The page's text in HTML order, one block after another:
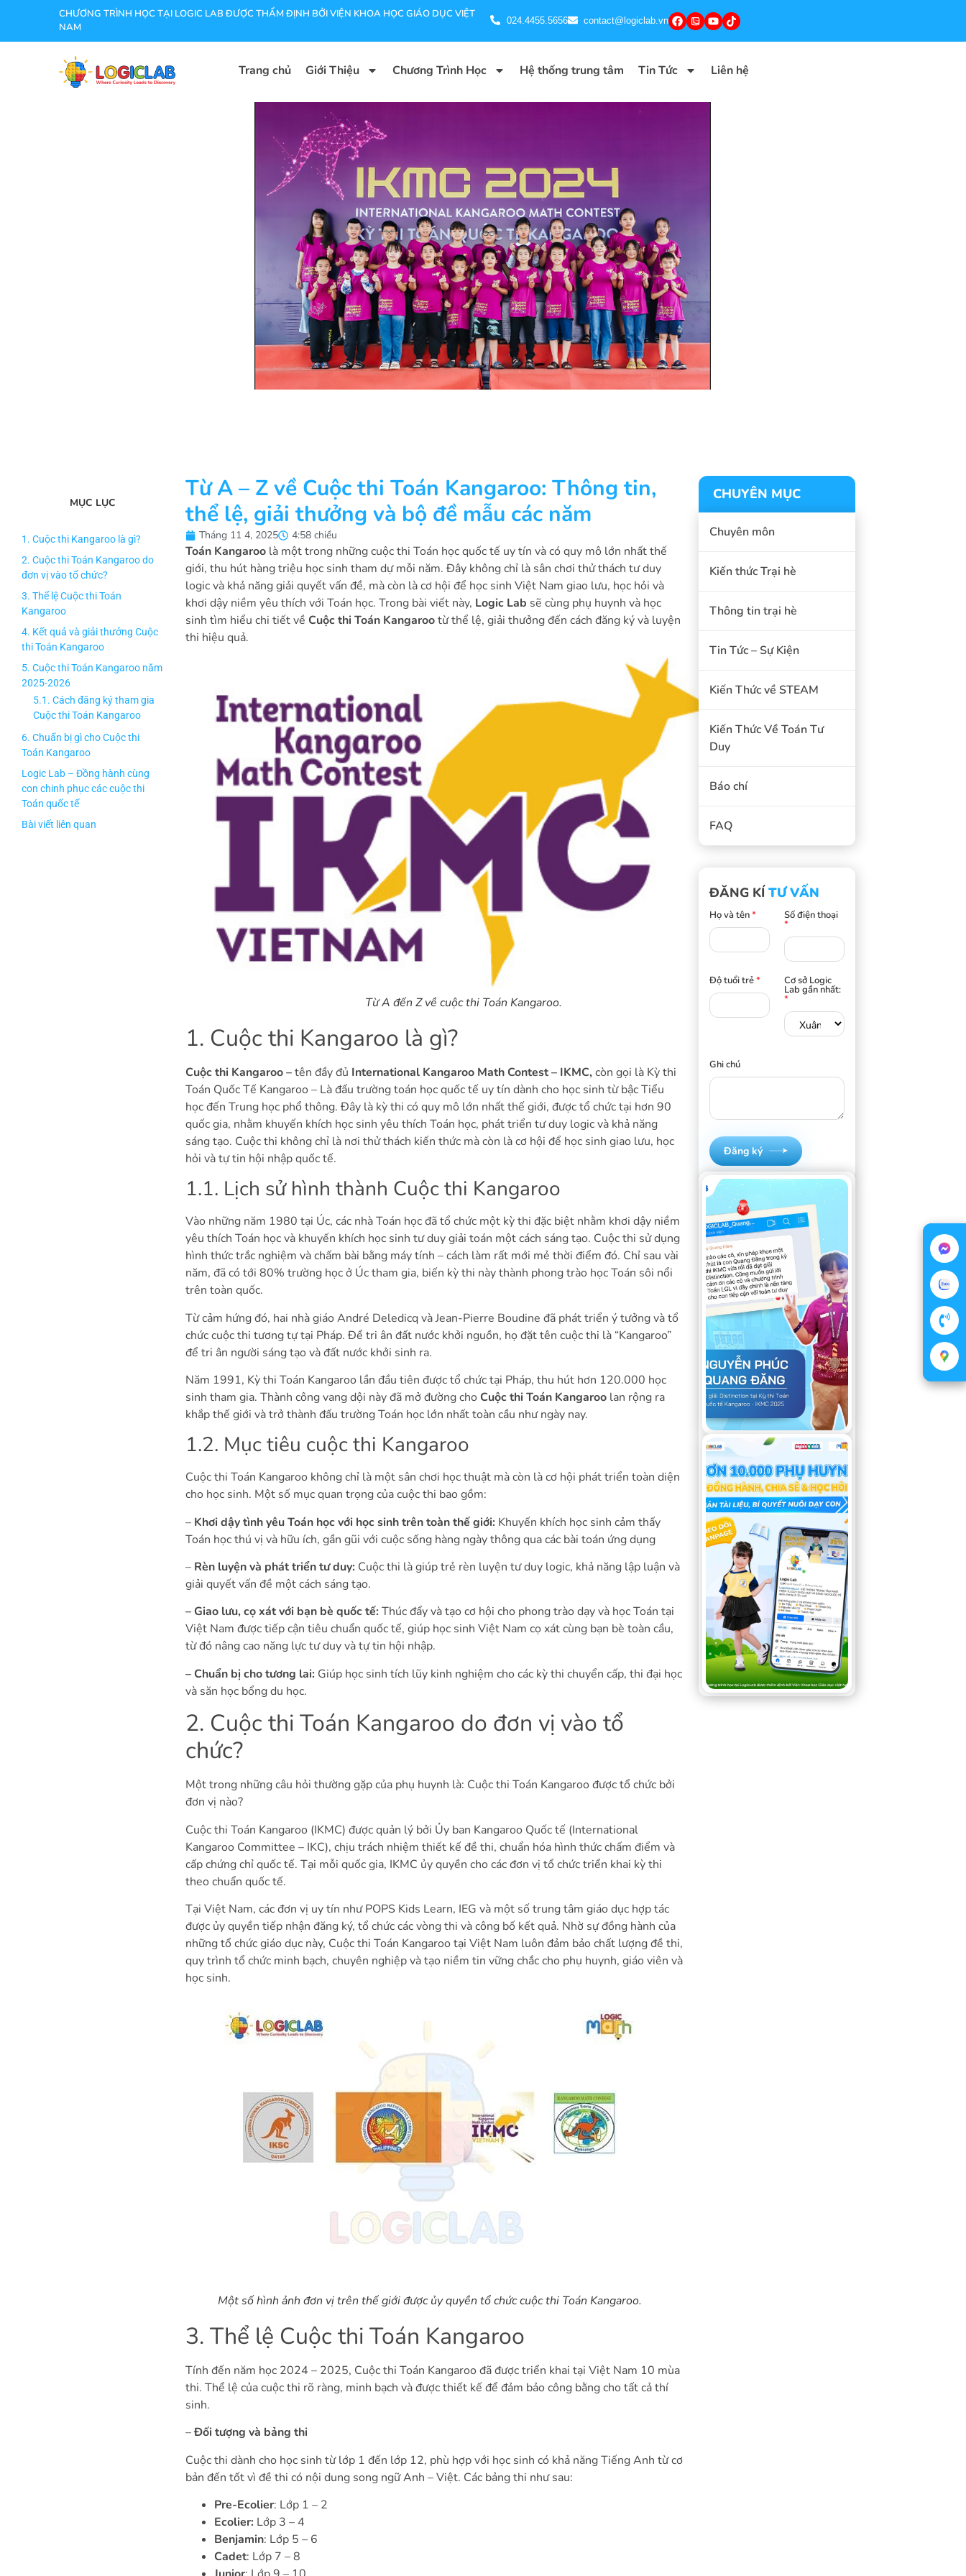
CHƯƠNG TRÌNH HỌC TẠI LOGIC LAB ĐƯỢC THẨM ĐỊNH BỞI VIỆN KHOA HỌC GIÁO DỤC VIỆT
NAM
024.4455.5656 contact@logiclab.vn
Trang chủ Giới Thiệu Chương Trình Học Hệ thống trung tâm Tin Tức Liên hệ
MỤC LỤC
1. Cuộc thi Kangaroo là gì?
2. Cuộc thi Toán Kangaroo do
đơn vị vào tổ chức?
3. Thể lệ Cuộc thi Toán
Kangaroo
4. Kết quả và giải thưởng Cuộc
thi Toán Kangaroo
5. Cuộc thi Toán Kangaroo năm
2025-2026
5.1. Cách đăng ký tham gia
Cuộc thi Toán Kangaroo
5.2. Thông tin chi tiết thời
gian
5.3. Cấu trúc đề thi và Mẫu
đề tham khảo các năm
6. Chuẩn bị gì cho Cuộc thi
Toán Kangaroo
Logic Lab – Đồng hành cùng
con chinh phục các cuộc thi
Toán quốc tế
Bài viết liên quan
Từ A – Z về Cuộc thi Toán Kangaroo: Thông tin,
thể lệ, giải thưởng và bộ đề mẫu các năm
Tháng 11 4, 2025 4:58 chiều
Toán Kangaroo là một trong những cuộc thi Toán học quốc tế uy tín và có quy mô lớn nhất thế
giới, thu hút hàng triệu học sinh tham dự mỗi năm. Đây không chỉ là sân chơi thử thách tư duy
logic và khả năng giải quyết vấn đề, mà còn là cơ hội để học sinh Việt Nam giao lưu, học hỏi và
khơi dậy niềm yêu thích với Toán học. Trong bài viết này, Logic Lab sẽ cùng phụ huynh và học
sinh tìm hiểu chi tiết về Cuộc thi Toán Kangarootừ thể lệ, giải thưởng đến cách đăng ký và luyện
thi hiệu quả.
Từ A đến Z về cuộc thi Toán Kangaroo.
1. Cuộc thi Kangaroo là gì?
Cuộc thi Kangaroo –tên đầy đủ International Kangaroo Math Contest – IKMC,còn gọi là Kỳ thi
Toán Quốc Tế Kangaroo – Là đấu trường toán học quốc tế uy tín dành cho học sinh từ bậc Tiểu
học đến Trung học phổ thông. Đây là kỳ thi có quy mô lớn nhất thế giới, được tổ chức tại hơn 90
quốc gia, nhằm khuyến khích học sinh yêu thích Toán học, phát triển tư duy logic và khả năng
sáng tạo. Cuộc thi không chỉ là nơi thử thách kiến thức mà còn là cơ hội để học sinh giao lưu, học
hỏi và tự tin hội nhập quốc tế.
1.1. Lịch sử hình thành Cuộc thi Kangaroo
Vào những năm 1980 tại Úc, các nhà Toán học đã tổ chức một kỳ thi đặc biệt nhằm khơi dậy niềm
yêu thích Toán học và khuyến khích học sinh tư duy giải toán một cách sáng tạo. Cuộc thi sử dụng
hình thức trắc nghiệm và chấm bài bằng máy tính – cách làm rất mới mẻ thời điểm đó. Chỉ sau vài
năm, đã có tới 80% trường học ở Úc tham gia, biến kỳ thi này thành phong trào học Toán sôi nổi
trên toàn quốc.
Từ cảm hứng đó, hai nhà giáo André Deledicq và Jean-Pierre Boudine đã phát triển ý tưởng và tổ
chức cuộc thi tương tự tại Pháp. Để tri ân đất nước khởi nguồn, họ đặt tên cuộc thi là “Kangaroo”
để tri ân người sáng tạo và đất nước khởi sinh ra.
Năm 1991, Kỳ thi Toán Kangaroo lần đầu tiên được tổ chức tại Pháp, thu hút hơn 120.000 học
sinh tham gia. Thành công vang dội này đã mở đường cho Cuộc thi Toán Kangaroo lan rộng ra
khắp thế giới và trở thành đấu trường Toán học lớn nhất toàn cầu như ngày nay.
1.2. Mục tiêu cuộc thi Kangaroo
Cuộc thi Toán Kangaroo không chỉ là một sân chơi học thuật mà còn là cơ hội phát triển toàn diện
cho học sinh. Một số mục quan trọng của cuộc thi bao gồm:
– Khơi dậy tình yêu Toán học với học sinh trên toàn thế giới:Khuyến khích học sinh cảm thấy
Toán học thú vị và hữu ích, gần gũi với cuộc sống hàng ngày thông qua các bài toán ứng dụng
– Rèn luyện và phát triển tư duy: Cuộc thi là giúp trẻ rèn luyện tư duy logic, khả năng lập luận và
giải quyết vấn đề một cách sáng tạo.
– Giao lưu, cọ xát với bạn bè quốc tế:Thúc đẩy và tạo cơ hội cho phong trào dạy và học Toán tại
Việt Nam được tiếp cận tiêu chuẩn quốc tế, giúp học sinh Việt Nam cọ xát cùng bạn bè toàn cầu,
từ đó nâng cao năng lực tư duy và tự tin hội nhập.
– Chuẩn bị cho tương lai: Giúp học sinh tích lũy kinh nghiệm cho các kỳ thi chuyển cấp, thi đại học
và săn học bổng du học.
2. Cuộc thi Toán Kangaroo do đơn vị vào tổ
chức?
Một trong những câu hỏi thường gặp của phụ huynh là: Cuộc thi Toán Kangaroođược tổ chức bởi
đơn vị nào?
Cuộc thi Toán Kangaroo (IKMC) được quản lý bởi Ủy ban Kangaroo Quốc tế (International
Kangaroo Committee – IKC), chịu trách nhiệm thiết kế đề thi, chuẩn hóa hình thức chấm điểm và
cấp chứng chỉ quốc tế. Tại mỗi quốc gia, IKMC ủy quyền cho các đơn vị tổ chức triển khai kỳ thi
theo chuẩn quốc tế.
Tại Việt Nam, các đơn vị uy tín như POPS Kids Learn, IEG và một số trung tâm giáo dục hợp tác
được ủy quyền tiếp nhận đăng ký, tổ chức các vòng thi và công bố kết quả. Nhờ sự đồng hành của
những tổ chức giáo dục này, Cuộc thi Toán Kangarootại Việt Nam luôn đảm bảo chất lượng đề thi,
quy trình tổ chức minh bạch, chuyên nghiệp và tạo niềm tin vững chắc cho phụ huynh, giáo viên và
học sinh.
Một số hình ảnh đơn vị trên thế giới được ủy quyền tổ chức cuộc thi Toán Kangaroo.
3. Thể lệ Cuộc thi Toán Kangaroo
Tính đến năm học 2024 – 2025, Cuộc thi Toán Kangaroođã được triển khai tại Việt Nam 10 mùa
thi. Thể lệ của cuộc thi rõ ràng, minh bạch và được thiết kế để đảm bảo công bằng cho tất cả thí
sinh.
–Đối tượng và bảng thi
Cuộc thi dành cho học sinh từ lớp 1 đến lớp 12, phù hợp với học sinh có khả năng Tiếng Anh từ cơ
bản đến tốt vì đề thi có nội dung song ngữ Anh – Việt. Các bảng thi như sau:
Pre-Ecolier: Lớp 1 – 2
Ecolier:Lớp 3 – 4
Benjamin: Lớp 5 – 6
Cadet: Lớp 7 – 8
CHUYÊN MỤC
Báo chí
Chuyên môn
FAQ
Kiến thức Trại hè
Kiến Thức về STEAM
Kiến Thức Về Toán Tư
Duy
Thông tin trại hè
Tin Tức – Sự Kiện
ĐĂNG KÍ TƯ VẤN
Họ và tên* Số điện thoại
*
Độ tuổi trẻ* Cơ sở Logic
Lab gần nhất:
*
Ghi chú
Đăng ký